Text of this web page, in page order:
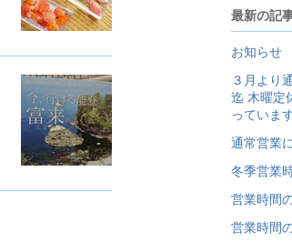
最新の記
お知らせ
３月より
迄 木曜定
っていま
通常営業
冬季営業
営業時間
営業時間